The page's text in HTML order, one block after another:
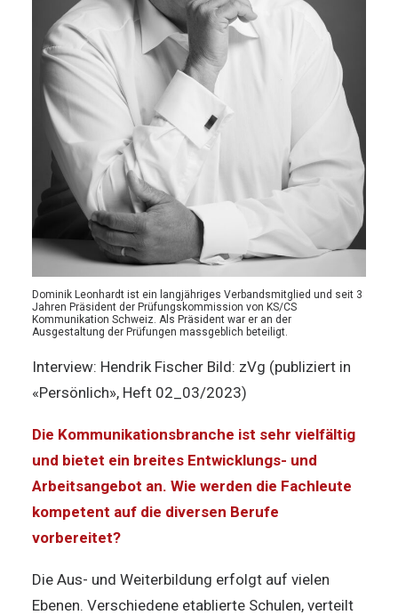
Dominik Leonhardt ist ein langjähriges Verbandsmitglied und seit 3
Jahren Präsident der Prüfungskommission von KS/CS
Kommunikation Schweiz. Als Präsident war er an der
Ausgestaltung der Prüfungen massgeblich beteiligt.
Interview: Hendrik Fischer Bild: zVg (publiziert in
«Persönlich», Heft 02_03/2023)
Die Kommunikationsbranche ist sehr vielfältig
und bietet ein breites Entwicklungs- und
Arbeitsangebot an. Wie werden die Fachleute
kompetent auf die diversen Berufe
vorbereitet?
Die Aus- und Weiterbildung erfolgt auf vielen
Ebenen. Verschiedene etablierte Schulen, verteilt